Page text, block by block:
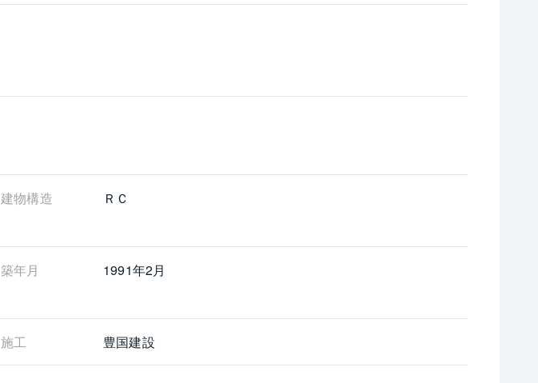
建物構造 ＲＣ
築年月 1991年2月
施工 豊国建設